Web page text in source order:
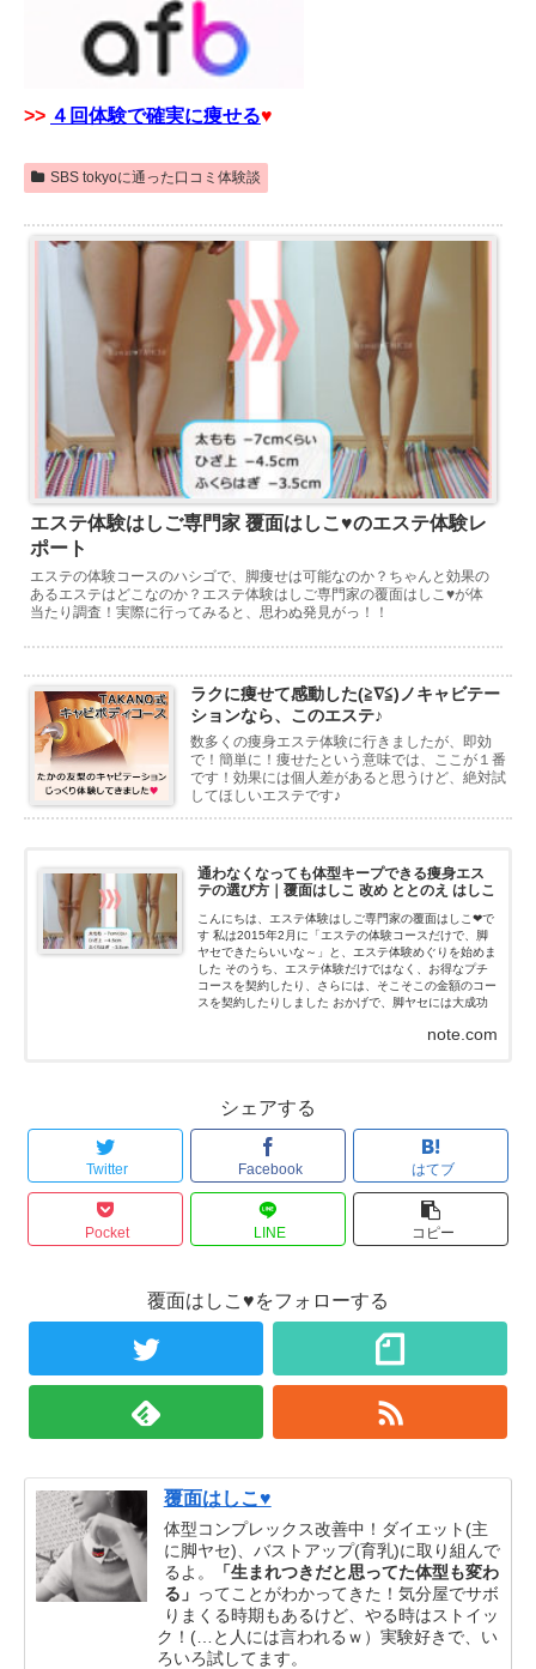
>> ４回体験で確実に痩せる♥
SBS tokyoに通った口コミ体験談
エステ体験はしご専門家 覆面はしこ♥のエステ体験レ
ポート
エステの体験コースのハシゴで、脚痩せは可能なのか？ちゃんと効果の
あるエステはどこなのか？エステ体験はしご専門家の覆面はしこ♥が体
当たり調査！実際に行ってみると、思わぬ発見がっ！！
ラクに痩せて感動した(≧∇≦)ノキャビテー
ションなら、このエステ♪
数多くの痩身エステ体験に行きましたが、即効
で！簡単に！痩せたという意味では、ここが１番
です！効果には個人差があると思うけど、絶対試
してほしいエステです♪
通わなくなっても体型キープできる痩身エス
テの選び方｜覆面はしこ 改め ととのえ はしこ
こんにちは、エステ体験はしご専門家の覆面はしこ❤で
す 私は2015年2月に「エステの体験コースだけで、脚
ヤセできたらいいな～」と、エステ体験めぐりを始めま
した そのうち、エステ体験だけではなく、お得なプチ
コースを契約したり、さらには、そこそこの金額のコー
スを契約したりしました おかげで、脚ヤセには大成功
note.com
シェアする
Twitter Facebook はてブ
Pocket LINE コピー
覆面はしこ♥をフォローする
覆面はしこ♥
体型コンプレックス改善中！ダイエット(主
に脚ヤセ)、バストアップ(育乳)に取り組んで
るよ。
「生まれつきだと思ってた体型も変わ
る」 ってことがわかってきた！気分屋でサボ
りまくる時期もあるけど、やる時はストイッ
ク！(…と人には言われるｗ）実験好きで、い
ろいろ試してます。